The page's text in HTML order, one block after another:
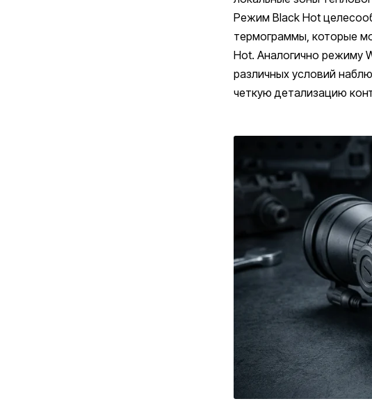
Режим Black Hot
термограммы, которые
Hot. Аналогично режиму
различных условий
четкую детализацию